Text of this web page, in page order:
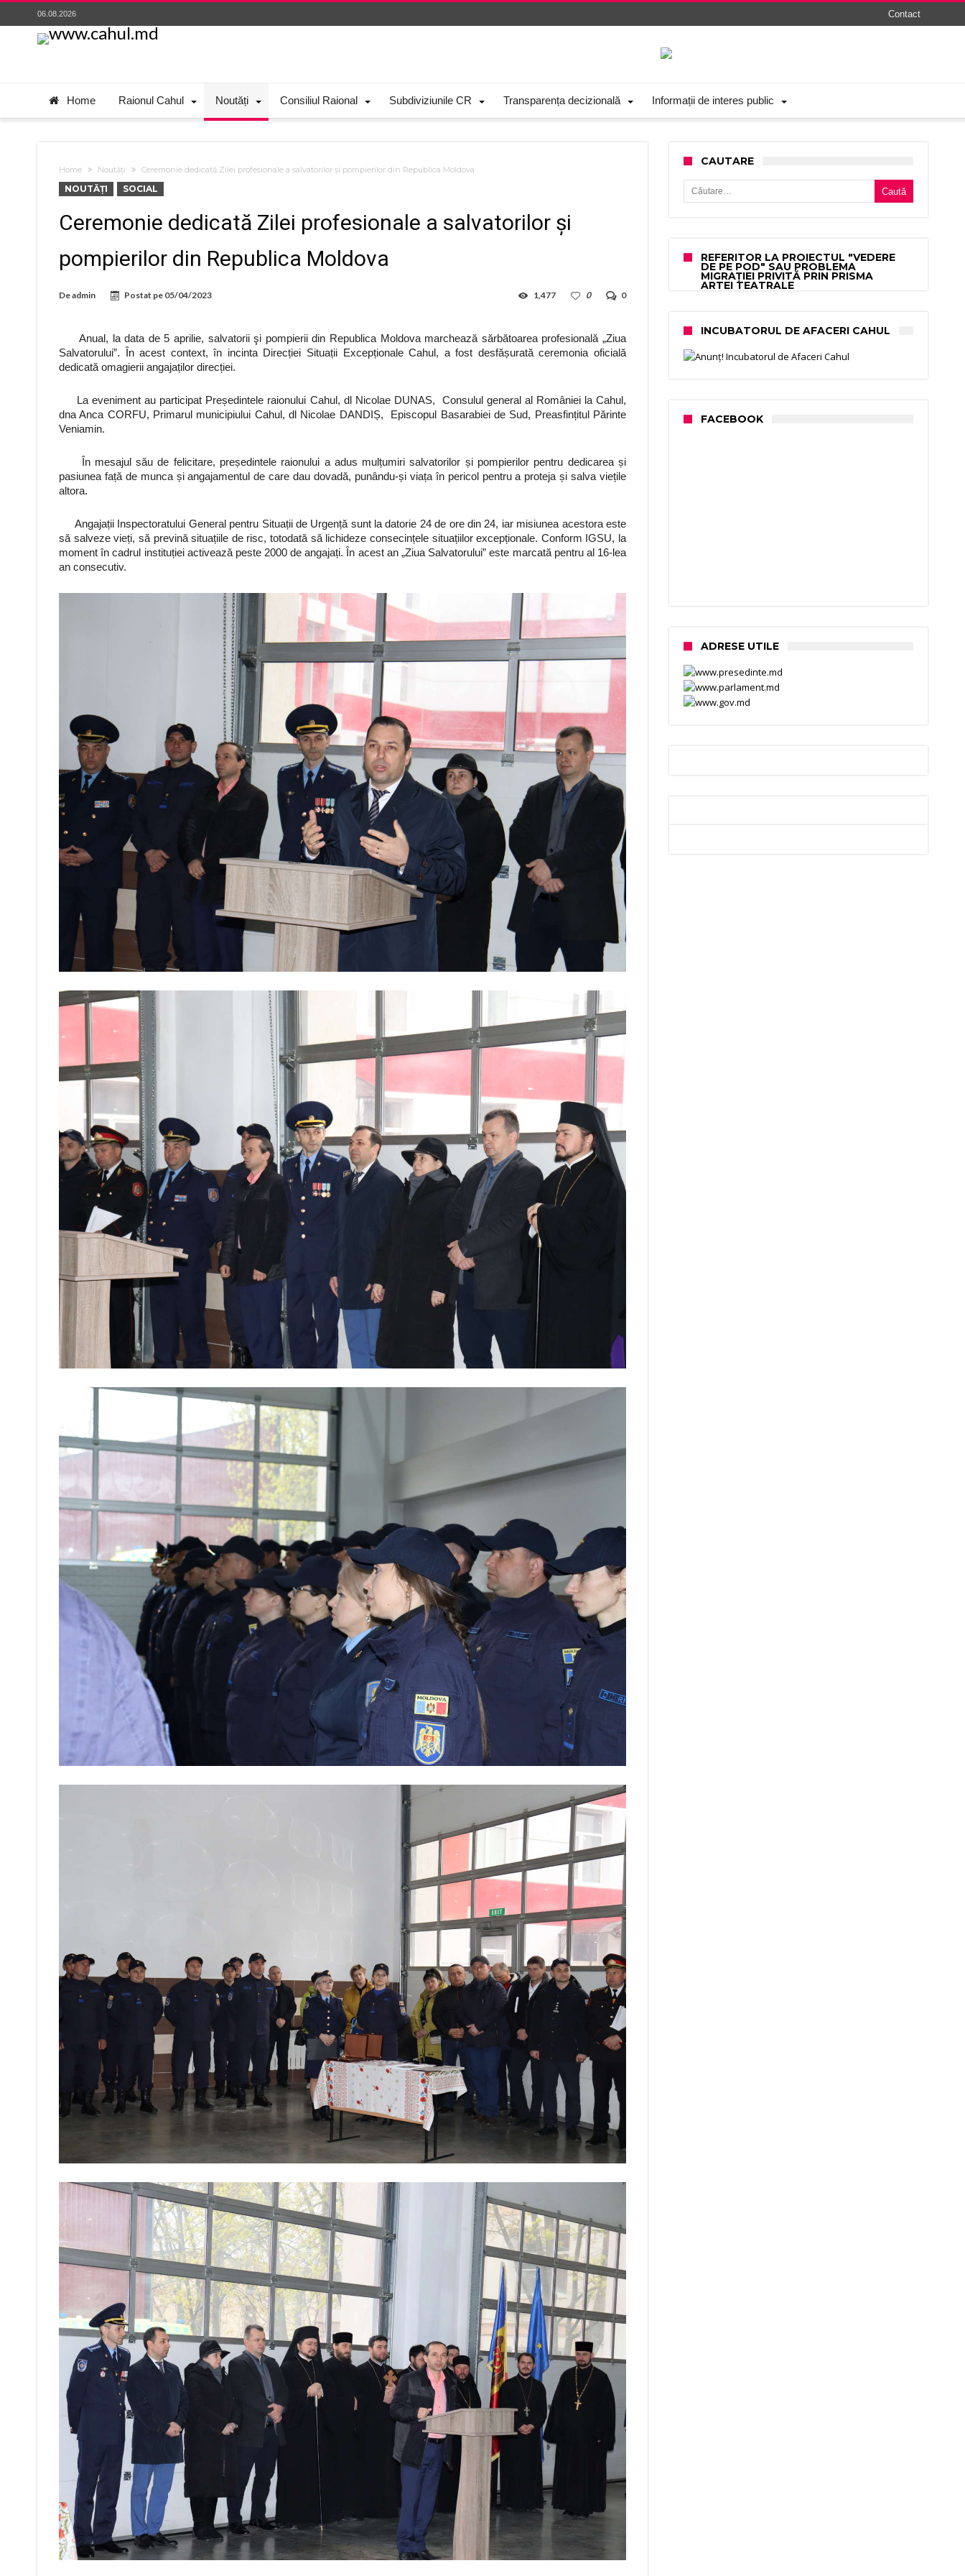
06.08.2026 Contact
Home Raionul Cahul Noutăți Consiliul Raional Subdiviziunile CR Transparența decizională Informații de interes public
Home Noutăți Ceremonie dedicată Zilei profesionale a salvatorilor și pompierilor din Republica Moldova
NOUTĂȚI SOCIAL
Ceremonie dedicată Zilei profesionale a salvatorilor și
pompierilor din Republica Moldova
Deadmin Postat pe 05/04/2023 0
0
1,477
Anual, la data de 5 aprilie, salvatorii şi pompierii din Republica Moldova marchează sărbătoarea profesională „Ziua
Salvatorului”. În acest context, în incinta Direcției Situații Excepționale Cahul, a fost desfășurată ceremonia oficială
dedicată omagierii angajaților direcției.
La eveniment au participat Președintele raionului Cahul, dl Nicolae DUNAS, Consulul general al României la Cahul,
dna Anca CORFU, Primarul municipiului Cahul, dl Nicolae DANDIȘ, Episcopul Basarabiei de Sud, Preasfințitul Părinte
Veniamin.
În mesajul său de felicitare, președintele raionului a adus mulțumiri salvatorilor și pompierilor pentru dedicarea și
pasiunea față de munca și angajamentul de care dau dovadă, punându-și viața în pericol pentru a proteja și salva viețile
altora.
Angajații Inspectoratului General pentru Situații de Urgență sunt la datorie 24 de ore din 24, iar misiunea acestora este
să salveze vieți, să prevină situațiile de risc, totodată să lichideze consecințele situațiilor excepționale. Conform IGSU, la
moment în cadrul instituției activează peste 2000 de angajați. În acest an „Ziua Salvatorului” este marcată pentru al 16-lea
an consecutiv.
CAUTARE
Caută după:
REFERITOR LA PROIECTUL "VEDERE
DE PE POD" SAU PROBLEMA
MIGRAȚIEI PRIVITĂ PRIN PRISMA
ARTEI TEATRALE
INCUBATORUL DE AFACERI CAHUL
FACEBOOK
ADRESE UTILE